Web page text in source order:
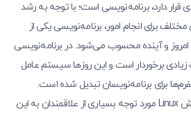
قرار دارد، برنامه‌نویسی است؛ با توجه به رشد
مختلف برای انجام امور، برنامه‌نویسی یکی از
امروز و آینده محسوب می‌شود. در برنامه‌نویسی
زیادی برخوردار است و این روزها سیستم عامل
برای برنامه‌نویسان تبدیل شده است.
همین امر باعث شده که آموزش Linux مورد توجه بسیاری از علاقمندان به این